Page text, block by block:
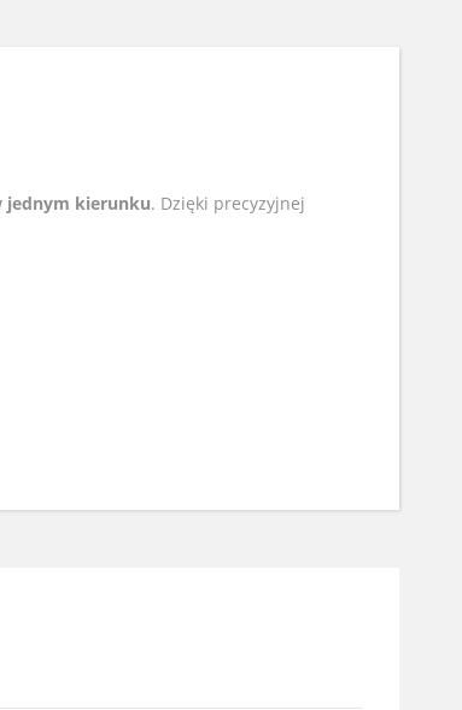
jednym kierunku. Dzięki precyzyjnej